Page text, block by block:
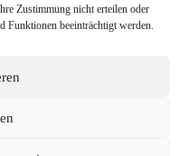
Zustimmung nicht erteilen oder
Funktionen beeinträchtigt werden.